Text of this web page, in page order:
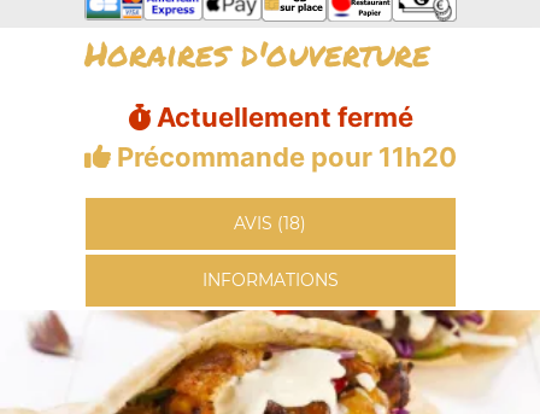
Horaires d'ouverture
Actuellement fermé
Précommande pour 11h20
AVIS (18)
INFORMATIONS